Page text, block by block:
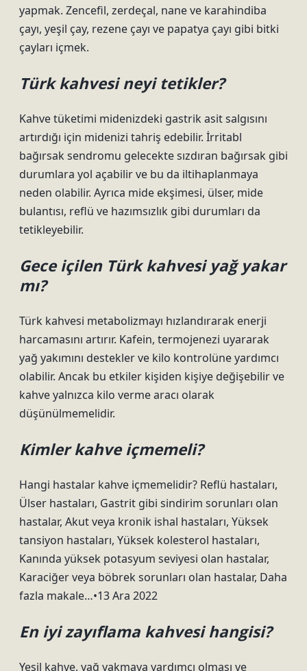
yapmak. Zencefil, zerdeçal, nane ve karahindiba
çayı, yeşil çay, rezene çayı ve papatya çayı gibi bitki
çayları içmek.
Türk kahvesi neyi tetikler?
Kahve tüketimi midenizdeki gastrik asit salgısını
artırdığı için midenizi tahriş edebilir. İrritabl
bağırsak sendromu gelecekte sızdıran bağırsak gibi
durumlara yol açabilir ve bu da iltihaplanmaya
neden olabilir. Ayrıca mide ekşimesi, ülser, mide
bulantısı, reflü ve hazımsızlık gibi durumları da
tetikleyebilir.
Gece içilen Türk kahvesi yağ yakar
mı?
Türk kahvesi metabolizmayı hızlandırarak enerji
harcamasını artırır. Kafein, termojenezi uyararak
yağ yakımını destekler ve kilo kontrolüne yardımcı
olabilir. Ancak bu etkiler kişiden kişiye değişebilir ve
kahve yalnızca kilo verme aracı olarak
düşünülmemelidir.
Kimler kahve içmemeli?
Hangi hastalar kahve içmemelidir? Reflü hastaları,
Ülser hastaları, Gastrit gibi sindirim sorunları olan
hastalar, Akut veya kronik ishal hastaları, Yüksek
tansiyon hastaları, Yüksek kolesterol hastaları,
Kanında yüksek potasyum seviyesi olan hastalar,
Karaciğer veya böbrek sorunları olan hastalar, Daha
fazla makale…•13 Ara 2022
En iyi zayıflama kahvesi hangisi?
Yeşil kahve, yağ yakmaya yardımcı olması ve